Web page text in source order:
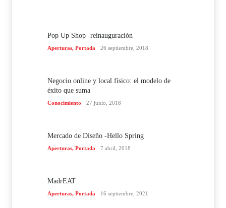
Pop Up Shop -reinauguración
Aperturas, Portada 26 septiembre, 2018
Negocio online y local físico: el modelo de
éxito que suma
Conocimiento 27 junio, 2018
Mercado de Diseño -Hello Spring
Aperturas, Portada 7 abril, 2018
MadrEAT
Aperturas, Portada 16 septiembre, 2021